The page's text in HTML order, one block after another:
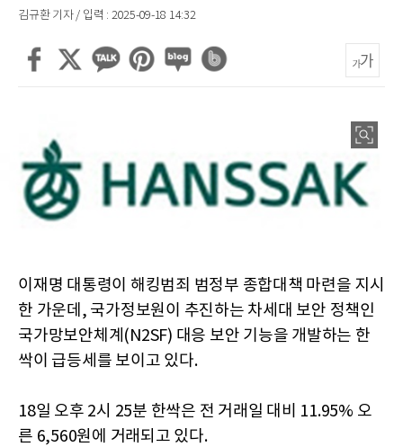
김규환 기자 / 입력 : 2025-09-18 14:32
이재명 대통령이 해킹범죄 범정부 종합대책 마련을 지시
한 가운데, 국가정보원이 추진하는 차세대 보안 정책인
국가망보안체계(N2SF) 대응 보안 기능을 개발하는 한
싹이 급등세를 보이고 있다.
18일 오후 2시 25분 한싹은 전 거래일 대비 11.95% 오
른 6,560원에 거래되고 있다.